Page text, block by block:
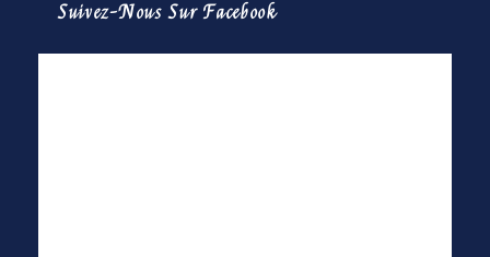
Suivez-Nous Sur Facebook